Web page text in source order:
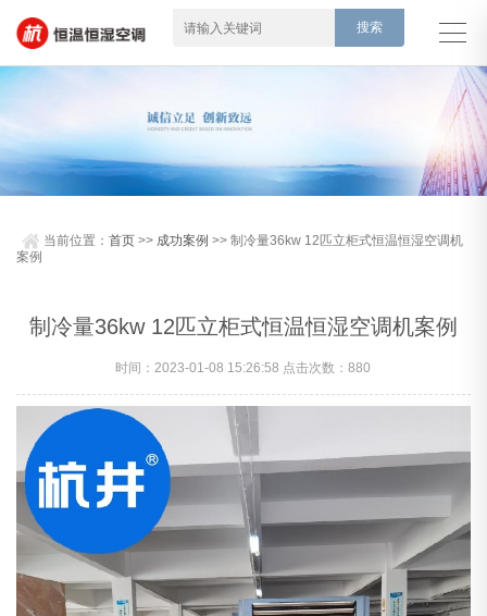
当前位置：首页 >> 成功案例 >> 制冷量36kw 12匹立柜式恒温恒湿空调机
案例
制冷量36kw 12匹立柜式恒温恒湿空调机案例
时间：2023-01-08 15:26:58 点击次数：880